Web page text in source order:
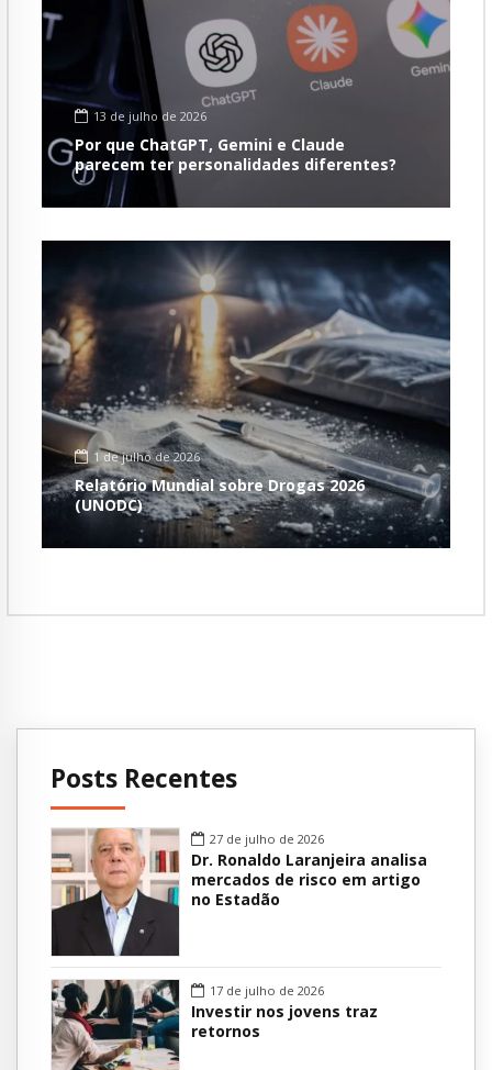
13 de julho de 2026
Por que ChatGPT, Gemini e Claude
parecem ter personalidades diferentes?
1 de julho de 2026
Relatório Mundial sobre Drogas 2026
(UNODC)
Posts Recentes
27 de julho de 2026
Dr. Ronaldo Laranjeira analisa
mercados de risco em artigo
no Estadão
17 de julho de 2026
Investir nos jovens traz
retornos